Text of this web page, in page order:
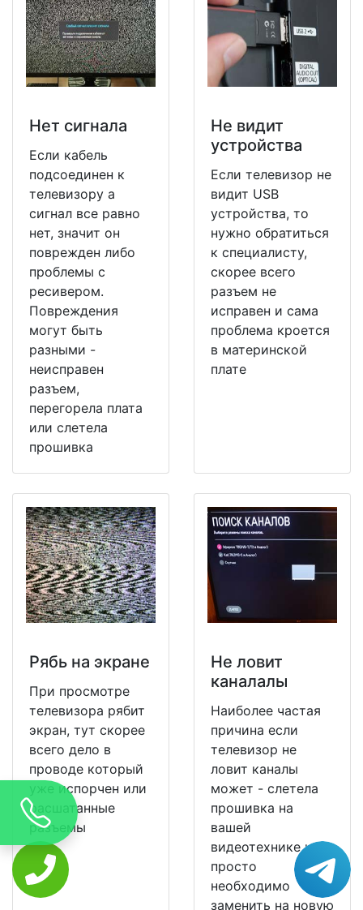
Нет сигнала
Если кабель
подсоединен к
телевизору а
сигнал все равно
нет, значит он
поврежден либо
проблемы с
ресивером.
Повреждения
могут быть
разными -
неисправен
разъем,
перегорела плата
или слетела
прошивка
Не видит
устройства
Если телевизор не
видит USB
устройства, то
нужно обратиться
к специалисту,
скорее всего
разъем не
исправен и сама
проблема кроется
в материнской
плате
Рябь на экране
При просмотре
телевизора рябит
экран, тут скорее
всего дело в
проводе который
уже испорчен или
расшатанные
разъемы
Не ловит
каналалы
Наиболее частая
причина если
телевизор не
ловит каналы
может - слетела
прошивка на
вашей
видеотехнике и ее
просто
необходимо
заменить на новую